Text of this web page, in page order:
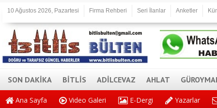
10 Ağustos 2026, Pazartesi Firma Rehberi Seri İlanlar Anketler
SON DAKİKA BİTLİS ADİLCEVAZ AHLAT
Ana Sayfa Video Galeri E-Dergi Yazarlar